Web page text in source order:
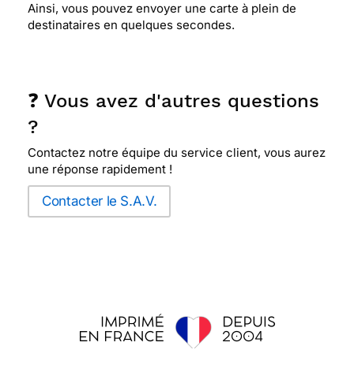
Ainsi, vous pouvez envoyer une carte à plein de
destinataires en quelques secondes.
❓ Vous avez d'autres questions
?
Contactez notre équipe du service client, vous aurez
une réponse rapidement !
Contacter le S.A.V.